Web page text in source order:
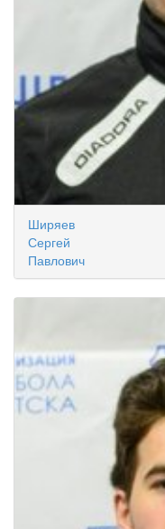
Ширяев
Сергей
Павлович